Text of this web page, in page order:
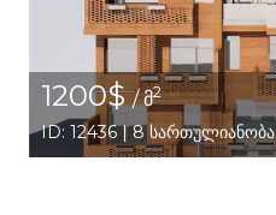
1200$/ მ2
ID: 12436 | 8 სართულიანობა